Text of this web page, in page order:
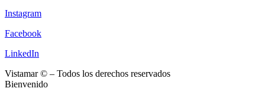
Instagram
Facebook
LinkedIn
Vistamar © – Todos los derechos reservados
Bienvenido